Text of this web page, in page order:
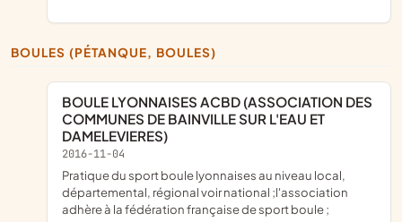
BOULES (PÉTANQUE, BOULES)
BOULE LYONNAISES ACBD (ASSOCIATION DES
COMMUNES DE BAINVILLE SUR L'EAU ET
DAMELEVIERES)
2016-11-04
pratique du sport boule lyonnaises au niveau local,
départemental, régional voir national ;l'association
adhère à la fédération française de sport boule ;